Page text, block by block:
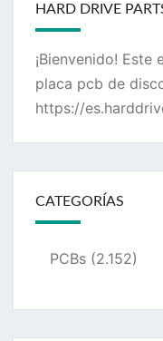
HARD DRIVE
¡Bienvenido!
placa pcb de
https://
CATEGORÍAS
PCBs (2.152)